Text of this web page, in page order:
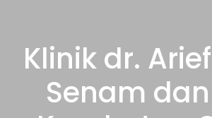
Klinik dr.
Senam